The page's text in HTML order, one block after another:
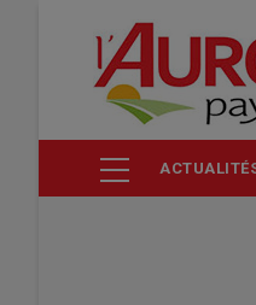
contenu